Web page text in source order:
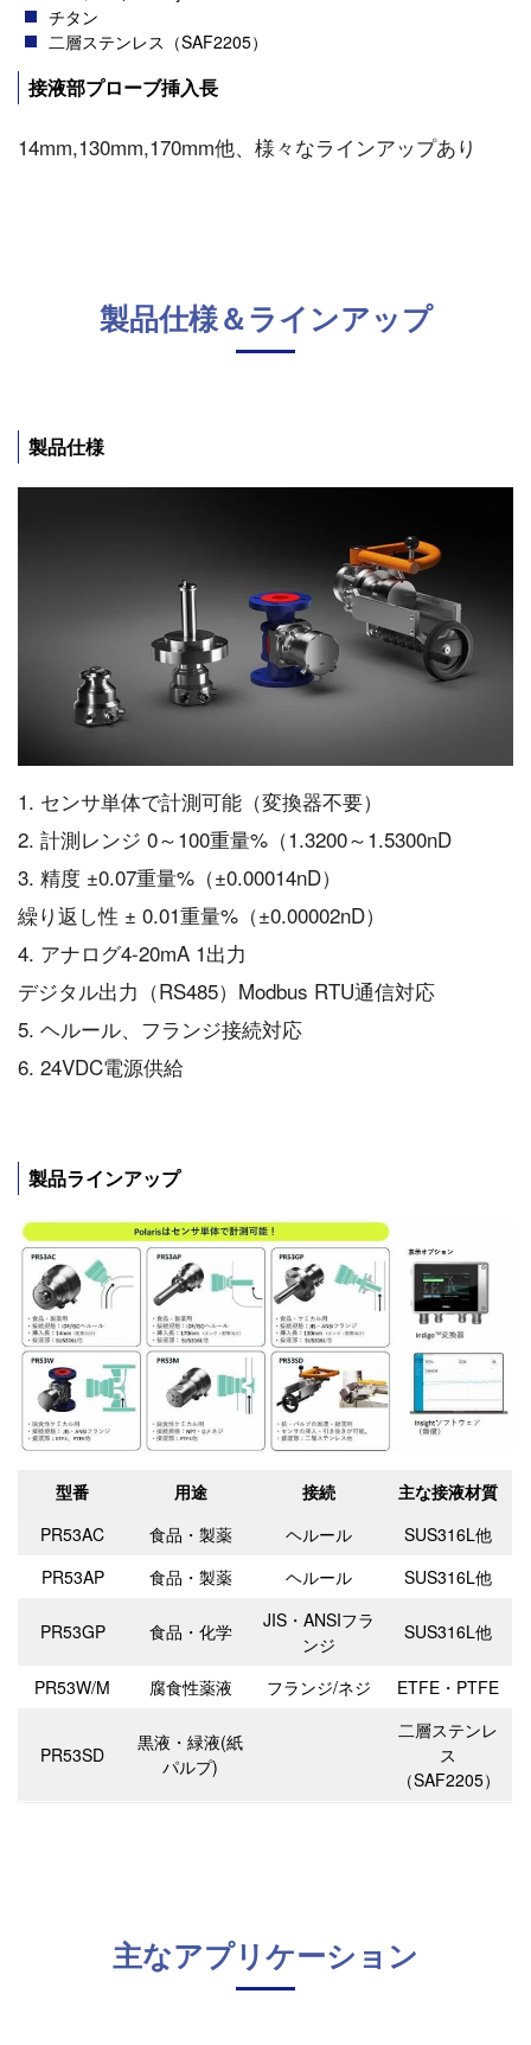
チタン
二層ステンレス（SAF2205）
接液部プローブ挿入長
14mm,130mm,170mm他、様々なラインアップあり
製品仕様＆ラインアップ
製品仕様
1. センサ単体で計測可能（変換器不要）
2. 計測レンジ 0～100重量%（1.3200～1.5300nD
3. 精度 ±0.07重量%（±0.00014nD）
繰り返し性 ± 0.01重量%（±0.00002nD）
4. アナログ4-20mA 1出力
デジタル出力（RS485）Modbus RTU通信対応
5. ヘルール、フランジ接続対応
6. 24VDC電源供給
製品ラインアップ
型番 用途 接続
主な接液材質
PR53AC
食品・製薬 ヘルール
SUS316L他
PR53AP
食品・製薬 ヘルール SUS316L他
PR53GP 食品・化学
JIS・ANSIフラ
ンジ
SUS316L他
PR53W/M 腐食性薬液 フランジ/ネジ ETFE・PTFE
PR53SD
黒液・緑液(紙
パルプ)
二層ステンレ
ス
（SAF2205）
主なアプリケーション